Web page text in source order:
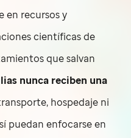
en recursos y
científicas de
que salvan
nunca reciben una
hospedaje ni
puedan enfocarse en